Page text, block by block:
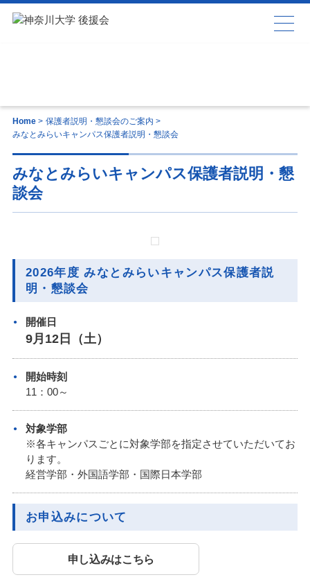
Home > 保護者説明・懇談会のご案内 >
みなとみらいキャンパス保護者説明・懇談会
みなとみらいキャンパス保護者説明・懇
談会
2026年度 みなとみらいキャンパス保護者説
明・懇談会
開催日
9月12日（土）
開始時刻
11：00～
対象学部
※各キャンパスごとに対象学部を指定させていただいてお
ります。
経営学部・外国語学部・国際日本学部
お申込みについて
申し込みはこちら